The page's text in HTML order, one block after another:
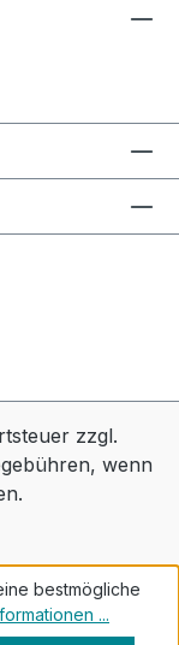
zzgl.
wenn
bestmögliche
...